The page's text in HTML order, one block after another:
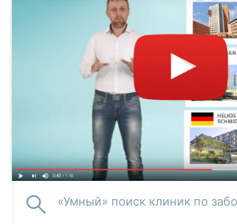
«Умный» поиск клиник по